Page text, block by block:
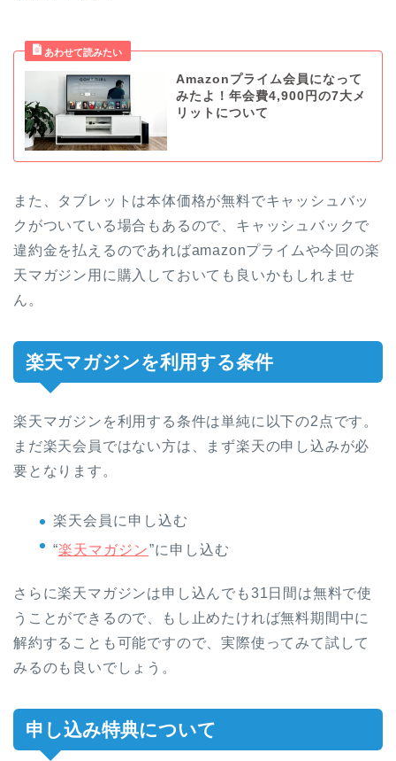
Amazonプライム会員になって
みたよ！年会費4,900円の7大メ
リットについて
また、タブレットは本体価格が無料でキャッシュバッ
クがついている場合もあるので、キャッシュバックで
違約金を払えるのであればamazonプライムや今回の楽
天マガジン用に購入しておいても良いかもしれませ
ん。
楽天マガジンを利用する条件
楽天マガジンを利用する条件は単純に以下の2点です。
まだ楽天会員ではない方は、まず楽天の申し込みが必
要となります。
楽天会員に申し込む
“楽天マガジン”に申し込む
さらに楽天マガジンは申し込んでも31日間は無料で使
うことができるので、もし止めたければ無料期間中に
解約することも可能ですので、実際使ってみて試して
みるのも良いでしょう。
申し込み特典について